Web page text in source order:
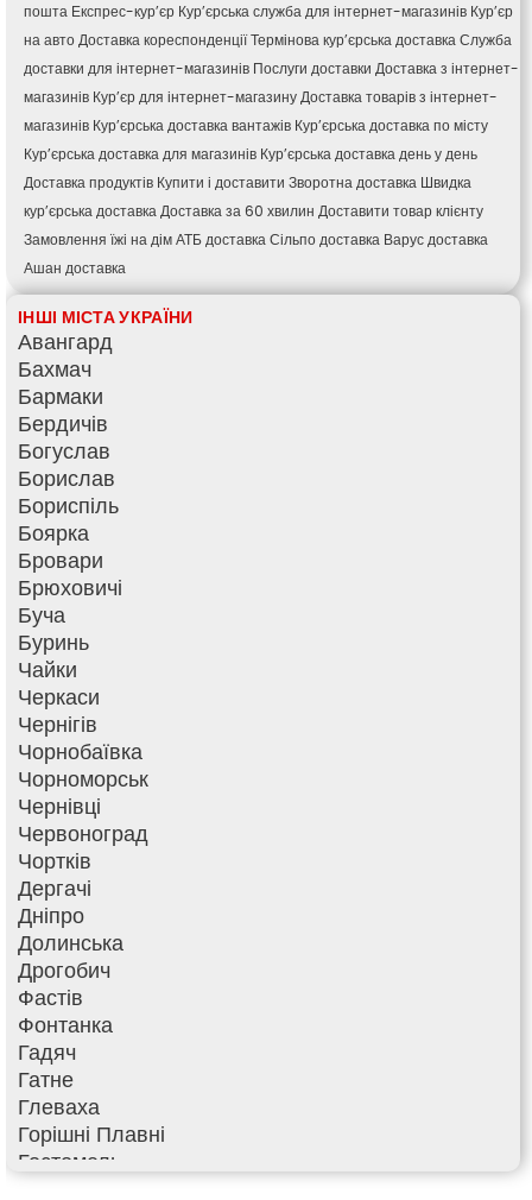
пошта Експрес-кур’єр Кур’єрська служба для інтернет-магазинів Кур’єр
на автоДоставка кореспонденціїТермінова кур’єрська доставкаСлужба
доставки для інтернет-магазинів Послуги доставки Доставка з інтернет-
магазинів Кур’єр для інтернет-магазинуДоставка товарів з інтернет-
магазинів Кур’єрська доставка вантажів Кур’єрська доставка по місту
Кур’єрська доставка для магазинів Кур’єрська доставка день у день
Доставка продуктів Купити і доставити Зворотна доставка Швидка
кур’єрська доставкаДоставка за 60 хвилин Доставити товар клієнту
Замовлення їжі на дімАТБ доставкаСільпо доставка Варус доставка
Ашан доставка
ІНШІ МІСТА УКРАЇНИ
Авангард
Бахмач
Бармаки
Бердичів
Богуслав
Борислав
Бориспіль
Боярка
Бровари
Брюховичі
Буча
Буринь
Чайки
Черкаси
Чернігів
Чорнобаївка
Чорноморськ
Чернівці
Червоноград
Чортків
Дергачі
Дніпро
Долинська
Дрогобич
Фастів
Фонтанка
Гадяч
Гатне
Глеваха
Горішні Плавні
Гостомель